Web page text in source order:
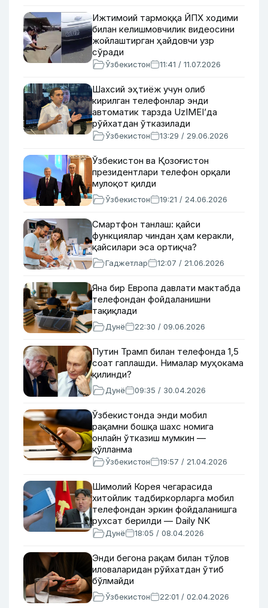
Ижтимоий тармоққа ЙПХ ходими
билан келишмовчилик видеосини
жойлаштирган ҳайдовчи узр
сўради
Ўзбекистон 11:41 / 11.07.2026
Шахсий эҳтиёж учун олиб
кирилган телефонлар энди
автоматик тарзда UzIMEI’да
рўйхатдан ўтказилади
Ўзбекистон 13:29 / 29.06.2026
Ўзбекистон ва Қозоғистон
президентлари телефон орқали
мулоқот қилди
Ўзбекистон 19:21 / 24.06.2026
Смартфон танлаш: қайси
функциялар чиндан ҳам керакли,
қайсилари эса ортиқча?
Гаджетлар 12:07 / 21.06.2026
Яна бир Европа давлати мактабда
телефондан фойдаланишни
тақиқлади
Дунё 22:30 / 09.06.2026
Путин Трамп билан телефонда 1,5
соат гаплашди. Нималар муҳокама
қилинди?
Дунё 09:35 / 30.04.2026
Ўзбекистонда энди мобил
рақамни бошқа шахс номига
онлайн ўтказиш мумкин —
қўлланма
Ўзбекистон 19:57 / 21.04.2026
Шимолий Корея чегарасида
хитойлик тадбиркорларга мобил
телефондан эркин фойдаланишга
рухсат берилди — Daily NK
Дунё 18:05 / 08.04.2026
Энди бегона рақам билан тўлов
иловаларидан рўйхатдан ўтиб
бўлмайди
Ўзбекистон 22:01 / 02.04.2026